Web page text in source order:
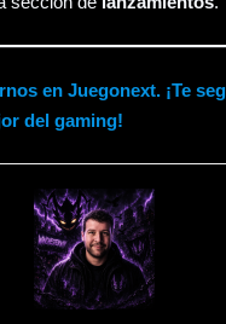
en Juegonext. ¡Te
del gaming!